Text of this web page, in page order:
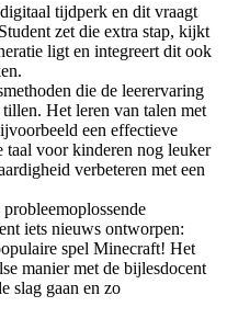
tijdperk en dit vraagt
zet die extra stap, kijkt
ligt en integreert dit ook
die de leerervaring
Het leren van talen met
een effectieve
taal voor kinderen nog leuker
verbeteren met een
iets nieuws ontworpen:
spel Minecraft! Het
manier met de bijlesdocent
slag gaan en zo